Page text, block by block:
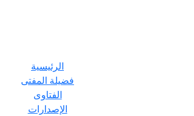
الرئيسية
فضيلة المفتى
الفتاوى
الإصدارات